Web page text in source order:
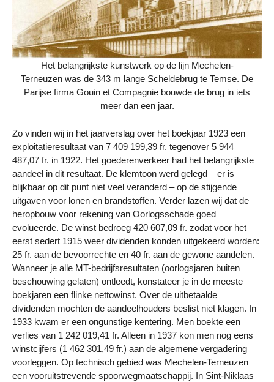
Het belangrijkste kunstwerk op de lijn Mechelen-
Terneuzen was de 343 m lange Scheldebrug te Temse. De
Parijse firma Gouin et Compagnie bouwde de brug in iets
meer dan een jaar.
Zo vinden wij in het jaarverslag over het boekjaar 1923 een
exploitatieresultaat van 7 409 199,39 fr. tegenover 5 944
487,07 fr. in 1922. Het goederenverkeer had het belangrijkste
aandeel in dit resultaat. De klemtoon werd gelegd – er is
blijkbaar op dit punt niet veel veranderd – op de stijgende
uitgaven voor lonen en brandstoffen. Verder lazen wij dat de
heropbouw voor rekening van Oorlogsschade goed
evolueerde. De winst bedroeg 420 607,09 fr. zodat voor het
eerst sedert 1915 weer dividenden konden uitgekeerd worden:
25 fr. aan de bevoorrechte en 40 fr. aan de gewone aandelen.
Wanneer je alle MT-bedrijfsresultaten (oorlogsjaren buiten
beschouwing gelaten) ontleedt, konstateer je in de meeste
boekjaren een flinke nettowinst. Over de uitbetaalde
dividenden mochten de aandeelhouders beslist niet klagen. In
1933 kwam er een ongunstige kentering. Men boekte een
verlies van 1 242 019,41 fr. Alleen in 1937 kon men nog eens
winstcijfers (1 462 301,49 fr.) aan de algemene vergadering
voorleggen. Op technisch gebied was Mechelen-Terneuzen
een vooruitstrevende spoorwegmaatschappij. In Sint-Niklaas